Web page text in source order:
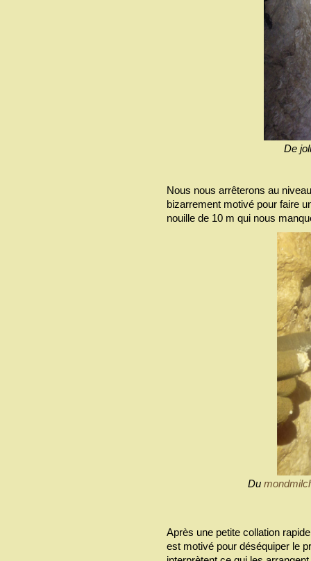
De
Nous nous arrêterons au
bizarrement motivé pour faire
nouille de 10 m qui nous
Du
Après une petite collation
est motivé pour déséquiper le